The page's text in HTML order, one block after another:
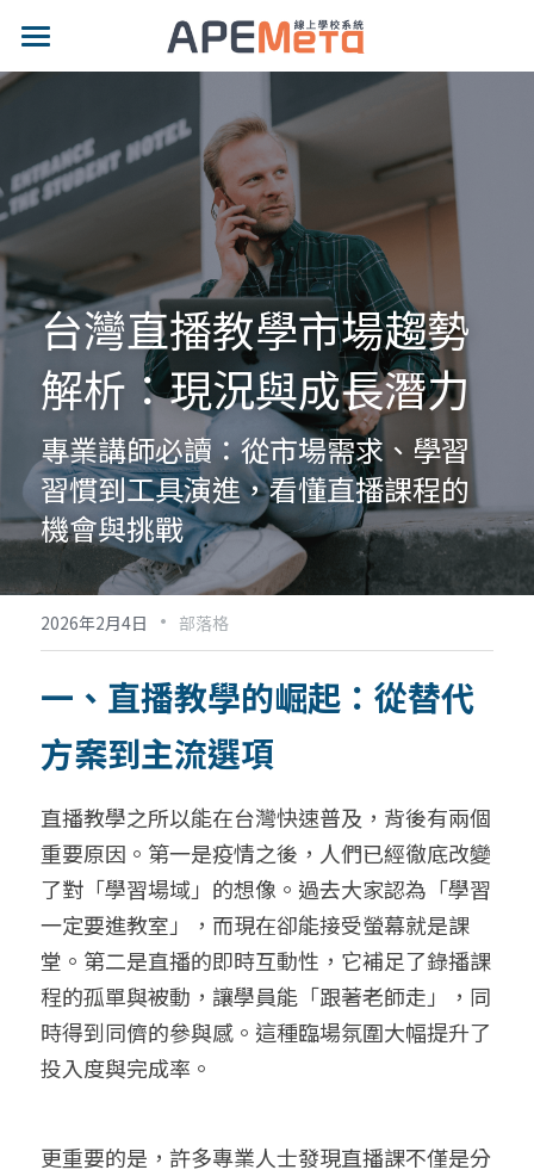
品牌特色
適用對象
專業功能
示範網站
影片專區
價格方案
最新消息
部落格
聯絡我們
台灣直播教學市場趨勢
解析：現況與成長潛力
專業講師必讀：從市場需求、學習
習慣到工具演進，看懂直播課程的
機會與挑戰
2026年2月4日 · 部落格
一、直播教學的崛起：從替代
方案到主流選項
直播教學之所以能在台灣快速普及，背後有兩個
重要原因。第一是疫情之後，人們已經徹底改變
了對「學習場域」的想像。過去大家認為「學習
一定要進教室」，而現在卻能接受螢幕就是課
堂。第二是直播的即時互動性，它補足了錄播課
程的孤單與被動，讓學員能「跟著老師走」，同
時得到同儕的參與感。這種臨場氛圍大幅提升了
投入度與完成率。
更重要的是，許多專業人士發現直播課不僅是分